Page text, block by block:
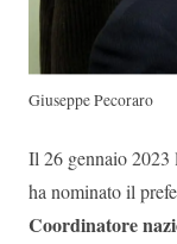
Giuseppe Pecoraro
Il 26 gennaio
ha nominato il
Coordinatore